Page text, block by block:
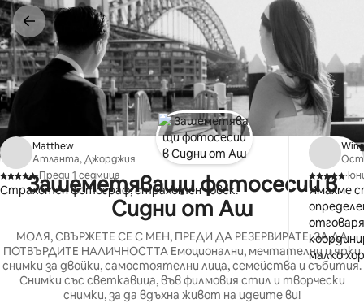
Пропускане
към
съдържанието
Зашеметяващи фотосесии в
Сидни от Аш
МОЛЯ, СВЪРЖЕТЕ СЕ С МЕН, ПРЕДИ ДА РЕЗЕРВИРАТЕ, ЗА ДА
ПОТВЪРДИТЕ НАЛИЧНОСТТА Емоционални, мечтателни и ярки
снимки за двойки, самостоятелни лица, семейства и събития.
Снимки със светкавица, във филмовия стил и творчески
снимки, за да вдъхна живот на идеите ви!
Matthew
Атланта, Джорджия
,
·Преди 1 седмица
Страхотен фотограф, страхотен човек.
,
·
Имахме
малко
Сесията